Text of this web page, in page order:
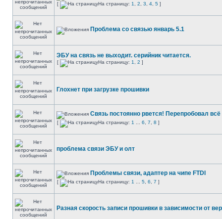
[ На страницу: 1 2 3 4 5 ]
Проблема со связью январь 5.1
ЭБУ на связь не выходит. серийник читается.
[ На страницу: 1 2 ]
Глохнет при загрузке прошивки
Связь постоянно рвется! Перепробовал
[ На страницу: 1 6 7 8 ]
проблема связи ЭБУ и олт
Проблемы связи, адаптер на чипе FTDI
[ На страницу: 1 5 6 7 ]
Разная скорость записи прошивки в зависимости от